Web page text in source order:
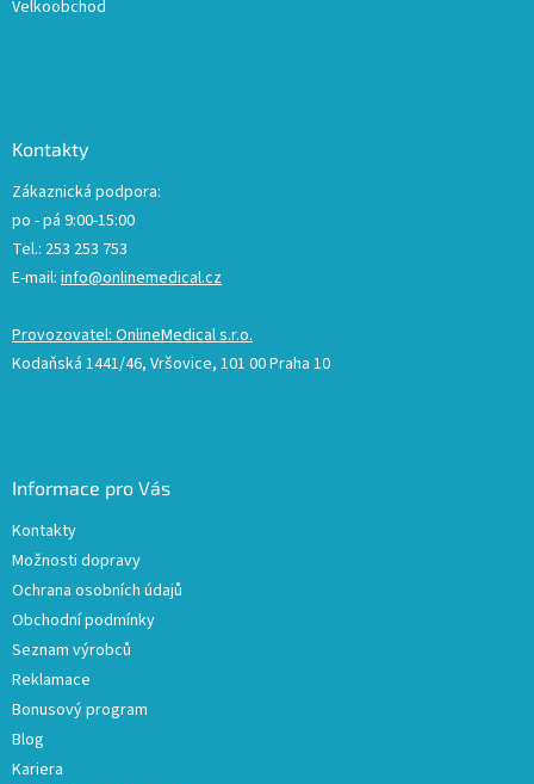
Velkoobchod
Kontakty
Zákaznická podpora:
po - pá 9:00-15:00
Tel.: 253 253 753
E-mail: info@onlinemedical.cz
Provozovatel: OnlineMedical s.r.o.
Kodaňská 1441/46, Vršovice, 101 00 Praha 10
Informace pro Vás
Kontakty
Možnosti dopravy
Ochrana osobních údajů
Obchodní podmínky
Seznam výrobců
Reklamace
Bonusový program
Blog
Kariera